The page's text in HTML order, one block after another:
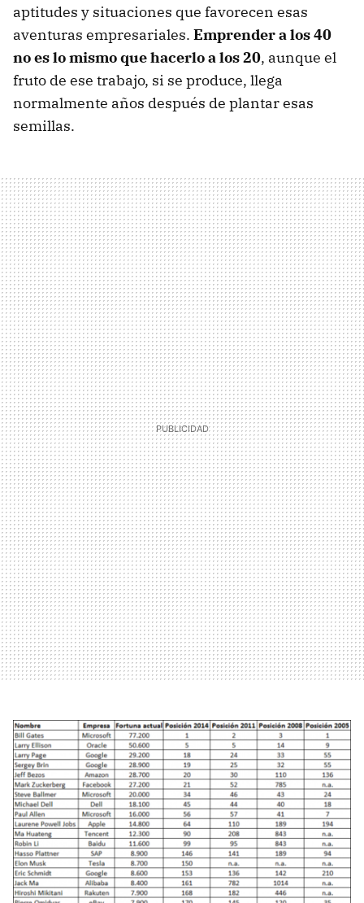
aptitudes y situaciones que favorecen esas
aventuras empresariales. Emprender a los 40
no es lo mismo que hacerlo a los 20, aunque el
fruto de ese trabajo, si se produce, llega
normalmente años después de plantar esas
semillas.